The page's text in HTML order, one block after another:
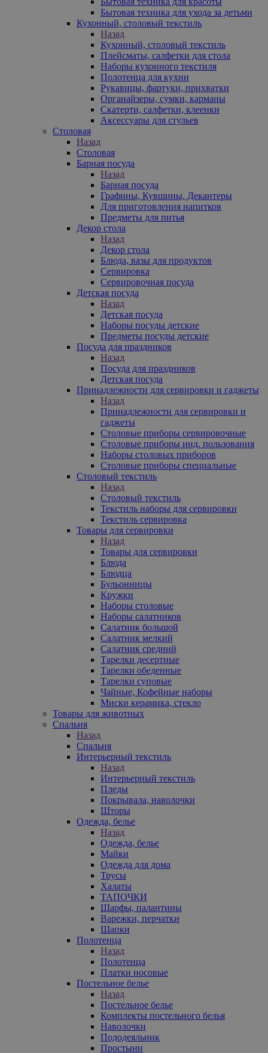
Бытовая техника для ухода за детьми
Кухонный, столовый текстиль
Назад
Кухонный, столовый текстиль
Плейсматы, салфетки для стола
Наборы кухонного текстиля
Полотенца для кухни
Рукавицы, фартуки, прихватки
Органайзеры, сумки, карманы
Скатерти, салфетки, клеенки
Аксессуары для стульев
Столовая
Назад
Столовая
Барная посуда
Назад
Барная посуда
Графины, Кувшины, Декантеры
Для приготовления напитков
Предметы для питья
Декор стола
Назад
Декор стола
Блюда, вазы для продуктов
Сервировка
Сервировочная посуда
Детская посуда
Назад
Детская посуда
Наборы посуды детские
Предметы посуды детские
Посуда для праздников
Назад
Посуда для праздников
Детская посуда
Принадлежности для сервировки и гаджеты
Назад
Принадлежности для сервировки и
гаджеты
Столовые приборы сервировочные
Столовые приборы инд. пользования
Наборы столовых приборов
Столовые приборы специальные
Столовый текстиль
Назад
Столовый текстиль
Текстиль наборы для сервировки
Текстиль сервировка
Товары для сервировки
Назад
Товары для сервировки
Блюда
Блюдца
Бульонницы
Кружки
Наборы столовые
Наборы салатников
Салатник большой
Салатник мелкий
Салатник средний
Тарелки десертные
Тарелки обеденные
Тарелки суповые
Чайные, Кофейные наборы
Миски керамика, стекло
Товары для животных
Спальня
Назад
Спальня
Интерьерный текстиль
Назад
Интерьерный текстиль
Пледы
Покрывала, наволочки
Шторы
Одежда, белье
Назад
Одежда, белье
Майки
Одежда для дома
Трусы
Халаты
ТАПОЧКИ
Шарфы, палантины
Варежки, перчатки
Шапки
Полотенца
Назад
Полотенца
Платки носовые
Постельное белье
Назад
Постельное белье
Комплекты постельного белья
Наволочки
Пододеяльник
Простыни